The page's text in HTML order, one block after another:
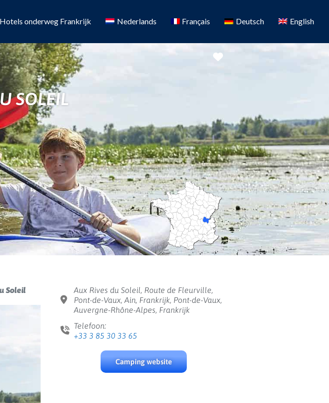
Hotels onderweg Frankrijk Nederlands Français Deutsch English
Favoriete
SOLEIL
Soleil
Aux Rives du Soleil, Route de Fleurville,
Pont-de-Vaux, Ain, Frankrijk, Pont-de-Vaux,
Auvergne-Rhône-Alpes, Frankrijk
Telefoon:
+33 3 85 30 33 65
Camping website